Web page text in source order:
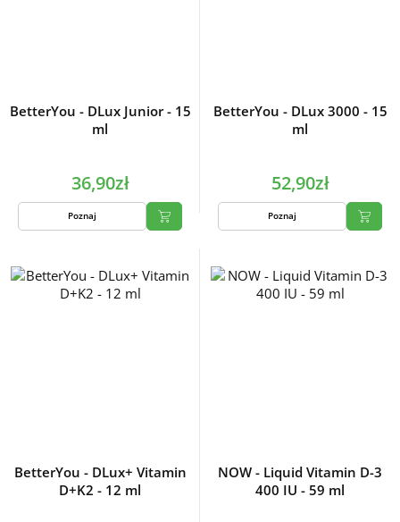
BetterYou - DLux Junior - 15
ml
36,90zł
Poznaj
BetterYou - DLux 3000 - 15
ml
52,90zł
Poznaj
BetterYou - DLux+ Vitamin
D+K2 - 12 ml
NOW - Liquid Vitamin D-3
400 IU - 59 ml